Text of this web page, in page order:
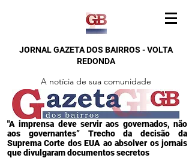
JORNAL GAZETA DOS BAIRROS - VOLTA
REDONDA
A notícia de sua comunidade
"A imprensa deve servir aos governados, não
aos governantes” Trecho da decisão da
Suprema Corte dos EUA ao absolver os jornais
que divulgaram documentos secretos